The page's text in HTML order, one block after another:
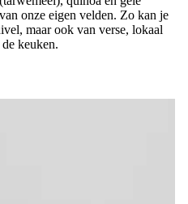
onze eigen velden. Zo kan je
maar ook van verse, lokaal
keuken.